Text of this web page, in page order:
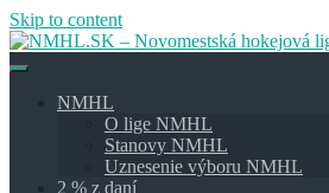
Skip to content
NMHL
O lige NMHL
Stanovy NMHL
Uznesenie výboru NMHL
2 % z daní